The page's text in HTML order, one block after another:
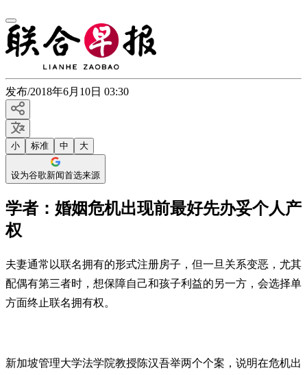
发布/2018年6月10日 03:30
小 标准 中 大
设为谷歌新闻首选来源
学者：婚姻危机出现前最好先办妥个人产
权
夫妻通常以联名拥有的形式注册房子，但一旦关系变恶，尤其
配偶有第三者时，想保障自己和孩子利益的另一方，会选择单
方面终止联名拥有权。
新加坡管理大学法学院教授陈汉吾举两个个案，说明在危机出